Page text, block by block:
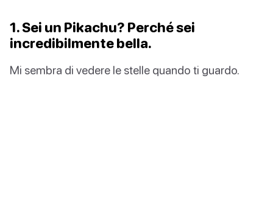
1. Sei un Pikachu? Perché sei
incredibilmente bella.
Mi sembra di vedere le stelle quando ti guardo.